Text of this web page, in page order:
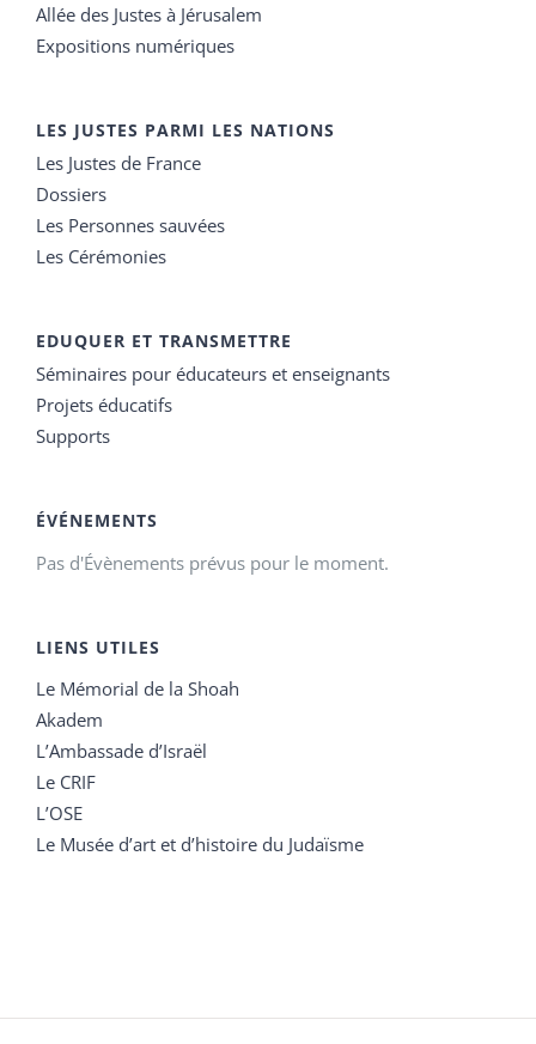
Allée des Justes à Jérusalem
Expositions numériques
LES JUSTES PARMI LES NATIONS
Les Justes de France
Dossiers
Les Personnes sauvées
Les Cérémonies
EDUQUER ET TRANSMETTRE
Séminaires pour éducateurs et enseignants
Projets éducatifs
Supports
ÉVÉNEMENTS
Pas d'Évènements prévus pour le moment.
LIENS UTILES
Le Mémorial de la Shoah
Akadem
L’Ambassade d’Israël
Le CRIF
L’OSE
Le Musée d’art et d’histoire du Judaïsme